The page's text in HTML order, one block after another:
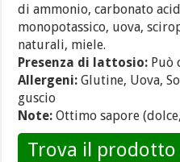
di ammonio, carbonato
monopotassico, uova,
naturali, miele.
Presenza di lattosio: Può
Allergeni: Glutine, Uova,
guscio
Note: Ottimo sapore
Trova il prodotto